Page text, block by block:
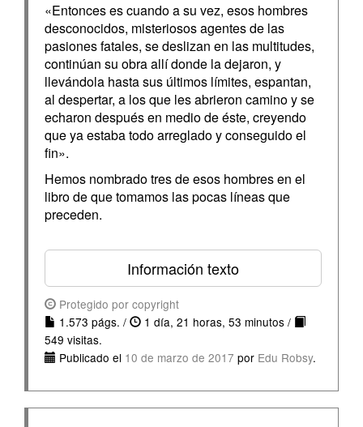
«Entonces es cuando a su vez, esos hombres
desconocidos, misteriosos agentes de las
pasiones fatales, se deslizan en las multitudes,
continúan su obra allí donde la dejaron, y
llevándola hasta sus últimos límites, espantan,
al despertar, a los que les abrieron camino y se
echaron después en medio de éste, creyendo
que ya estaba todo arreglado y conseguido el
fin».
Hemos nombrado tres de esos hombres en el
libro de que tomamos las pocas líneas que
preceden.
Información texto
Protegido por copyright
1.573 págs. /
1 día, 21 horas, 53 minutos /
549 visitas.
Publicado el 10 de marzo de 2017 por Edu Robsy.